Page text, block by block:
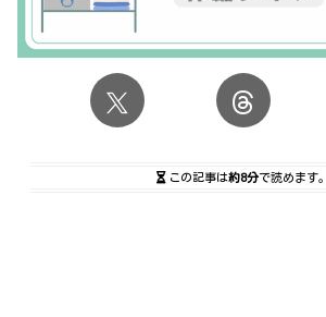
この記事は約8分で読めます。